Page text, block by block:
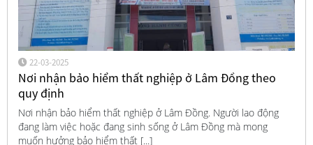
22-03-2025
Nơi nhận bảo hiểm thất nghiệp ở Lâm Đồng theo
quy định
Nơi nhận bảo hiểm thất nghiệp ở Lâm Đồng. Người lao động
đang làm việc hoặc đang sinh sống ở Lâm Đồng mà mong
muốn hưởng bảo hiểm thất [...]